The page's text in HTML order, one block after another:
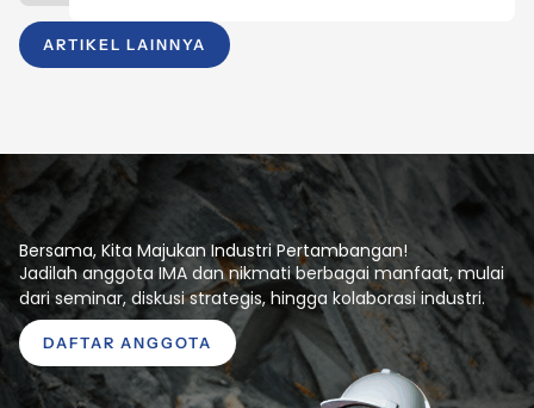
ARTIKEL LAINNYA
Bersama, Kita Majukan Industri Pertambangan!
Jadilah anggota IMA dan nikmati berbagai manfaat, mulai
dari seminar, diskusi strategis, hingga kolaborasi industri.
DAFTAR ANGGOTA